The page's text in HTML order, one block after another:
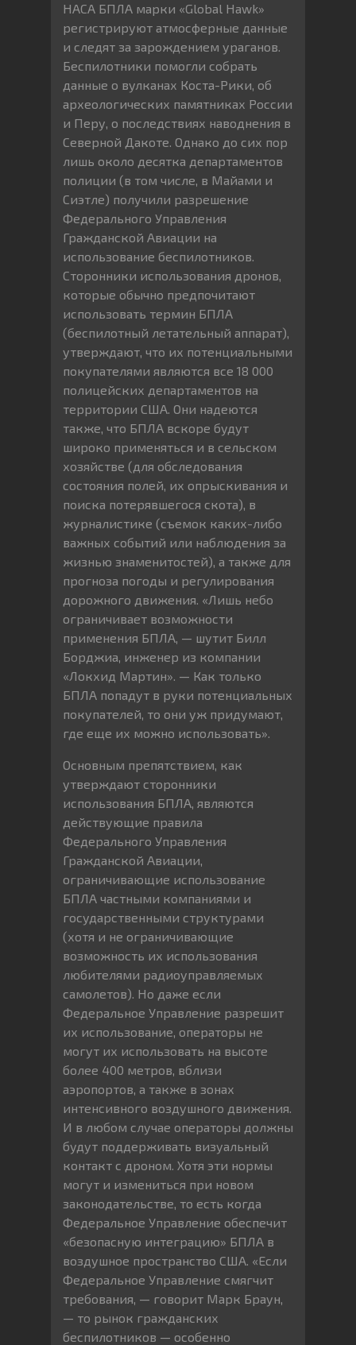
НАСА БПЛА марки «Global Hawk»
регистрируют атмосферные данные
и следят за зарождением ураганов.
Беспилотники помогли собрать
данные о вулканах Коста-Рики, об
археологических памятниках России
и Перу, о последствиях наводнения в
Северной Дакоте. Однако до сих пор
лишь около десятка департаментов
полиции (в том числе, в Майами и
Сиэтле) получили разрешение
Федерального Управления
Гражданской Авиации на
использование беспилотников.
Сторонники использования дронов,
которые обычно предпочитают
использовать термин БПЛА
(беспилотный летательный аппарат),
утверждают, что их потенциальными
покупателями являются все 18 000
полицейских департаментов на
территории США. Они надеются
также, что БПЛА вскоре будут
широко применяться и в сельском
хозяйстве (для обследования
состояния полей, их опрыскивания и
поиска потерявшегося скота), в
журналистике (съемок каких-либо
важных событий или наблюдения за
жизнью знаменитостей), а также для
прогноза погоды и регулирования
дорожного движения. «Лишь небо
ограничивает возможности
применения БПЛА, — шутит Билл
Борджиа, инженер из компании
«Локхид Мартин». — Как только
БПЛА попадут в руки потенциальных
покупателей, то они уж придумают,
где еще их можно использовать».
Основным препятствием, как
утверждают сторонники
использования БПЛА, являются
действующие правила
Федерального Управления
Гражданской Авиации,
ограничивающие использование
БПЛА частными компаниями и
государственными структурами
(хотя и не ограничивающие
возможность их использования
любителями радиоуправляемых
самолетов). Но даже если
Федеральное Управление разрешит
их использование, операторы не
могут их использовать на высоте
более 400 метров, вблизи
аэропортов, а также в зонах
интенсивного воздушного движения.
И в любом случае операторы должны
будут поддерживать визуальный
контакт с дроном. Хотя эти нормы
могут и измениться при новом
законодательстве, то есть когда
Федеральное Управление обеспечит
«безопасную интеграцию» БПЛА в
воздушное пространство США. «Если
Федеральное Управление смягчит
требования, — говорит Марк Браун,
— то рынок гражданских
беспилотников — особенно